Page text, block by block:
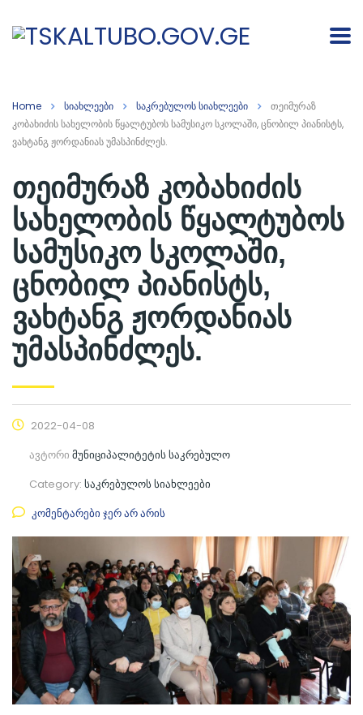
Home სიახლეები საკრებულოს სიახლეები
თეიმურაზ
კობახიძის სახელობის წყალტუბოს სამუსიკო სკოლაში, ცნობილ პიანისტს,
ვახტანგ ჟორდანიას უმასპინძლეს.
თეიმურაზ კობახიძის
სახელობის წყალტუბოს
სამუსიკო სკოლაში,
ცნობილ პიანისტს,
ვახტანგ ჟორდანიას
უმასპინძლეს.
2022-04-08
ავტორი მუნიციპალიტეტის საკრებულო
Category: საკრებულოს სიახლეები
კომენტარები ჯერ არ არის